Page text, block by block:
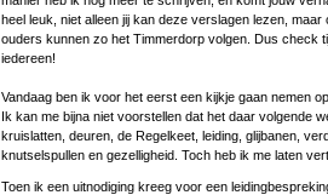
heel leuk, niet alleen jij kan deze verslagen lezen,
ouders kunnen zo het Timmerdorp volgen. Dus check
iedereen!
Vandaag ben ik voor het eerst een kijkje gaan nemen
Ik kan me bijna niet voorstellen dat het daar volgende
kruislatten, deuren, de Regelkeet, leiding, glijbanen,
knutselspullen en gezelligheid. Toch heb ik me laten
Toen ik een uitnodiging kreeg voor een